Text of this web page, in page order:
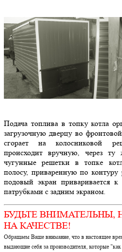
Подача топлива в топку котла
загрузочную дверцу во
сгорает на колосниковой
происходит вручную, через ту
чугунные решетки в топке
полосу, приваренную по
подовый экран приваривается
патрубками с задним экраном.
БУДЬТЕ ВНИМАТЕЛЬНЫ,
НА КАЧЕСТВЕ!
Обращаем Ваше внимание, что в настоящее
выдающие себя за производителя, которые